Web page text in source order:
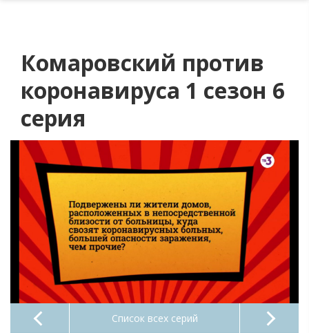
Комаровский против
коронавируса 1 сезон 6
серия
Список всех серий